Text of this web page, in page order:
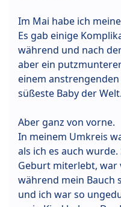
Im Mai habe ich
Es gab einige
während und nach
aber ein
einem
süßeste Baby der Welt.
Aber ganz von vorne.
In meinem Umkreis
als ich es auch
Geburt miterlebt, war
während mein Bauch
und ich war so